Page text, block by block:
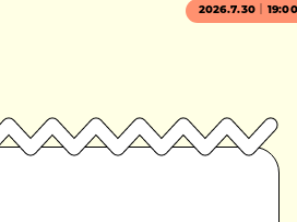
2026.7.30｜